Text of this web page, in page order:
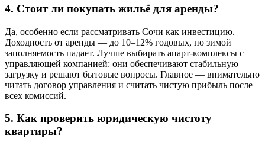
4. Стоит ли покупать жильё для аренды?
Да, особенно если рассматривать Сочи как инвестицию.
Доходность от аренды — до 10–12% годовых, но зимой
заполняемость падает. Лучше выбирать апарт-комплексы с
управляющей компанией: они обеспечивают стабильную
загрузку и решают бытовые вопросы. Главное — внимательно
читать договор управления и считать чистую прибыль после
всех комиссий.
5. Как проверить юридическую чистоту
квартиры?